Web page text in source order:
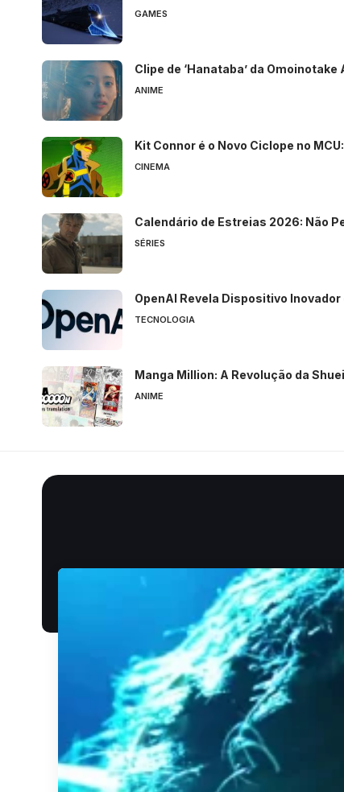
GAMES
Clipe de ‘Hanataba’ da
ANIME
Kit Connor é o Novo Ciclope no
CINEMA
Calendário de Estreias 2026: Não
SÉRIES
OpenAI Revela Dispositivo
TECNOLOGIA
Manga Million: A Revolução da
ANIME